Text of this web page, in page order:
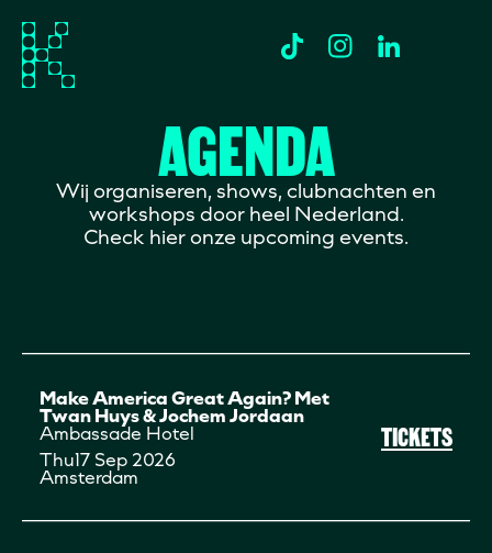
AGENDA
Wij organiseren, shows, clubnachten en
workshops door heel Nederland.
Check hier onze upcoming events.
Make America Great Again? Met
Twan Huys & Jochem Jordaan
Ambassade Hotel
Thu17 Sep 2026
Amsterdam
TICKETS